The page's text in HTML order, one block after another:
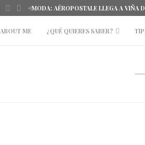
#MODA: AÉROPOSTALE LLEGA A VIÑA
ABOUT ME ¿QUÉ QUIERES SABER?